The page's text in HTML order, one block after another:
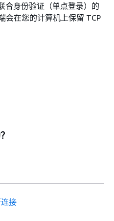
合身份验证（单点登录）的
会在您的计算机上保留 TCP
接